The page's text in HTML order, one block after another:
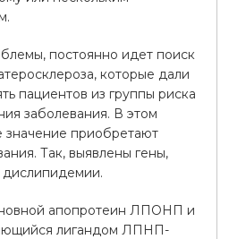
постоянно идет поиск
которые дали
пациентов из группы риска
заболевания. В этом
значение приобретают
Так, выявлены гены,
дислипидемии.
апопротеин ЛПОНП и
лигандом ЛПНП-